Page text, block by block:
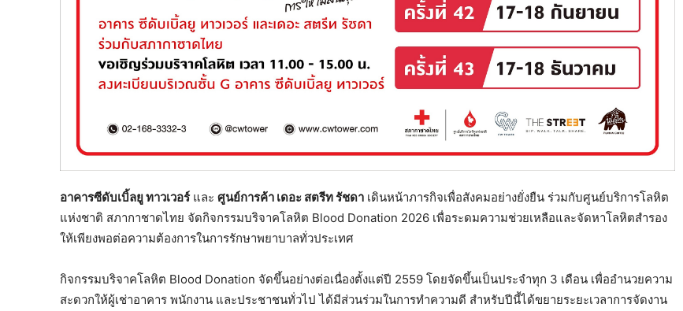
อาคารซีดับเบิ้ลยู ทาวเวอร์และ ศูนย์การค้า เดอะ สตรีท รัชดา เดินหน้าภารกิจเพื่อสังคมอย่างยั่งยืน ร่วมกับศูนย์บริการโลหิต
แห่งชาติ สภากาชาดไทย จัดกิจกรรมบริจาคโลหิต Blood Donation 2026 เพื่อระดมความช่วยเหลือและจัดหาโลหิตสำรอง
ให้เพียงพอต่อความต้องการในการรักษาพยาบาลทั่วประเทศ
กิจกรรมบริจาคโลหิต Blood Donation จัดขึ้นอย่างต่อเนื่องตั้งแต่ปี 2559 โดยจัดขึ้นเป็นประจำทุก 3 เดือน เพื่ออำนวยความ
สะดวกให้ผู้เช่าอาคาร พนักงาน และประชาชนทั่วไป ได้มีส่วนร่วมในการทำความดี สำหรับปีนี้ได้ขยายระยะเวลาการจัดงาน